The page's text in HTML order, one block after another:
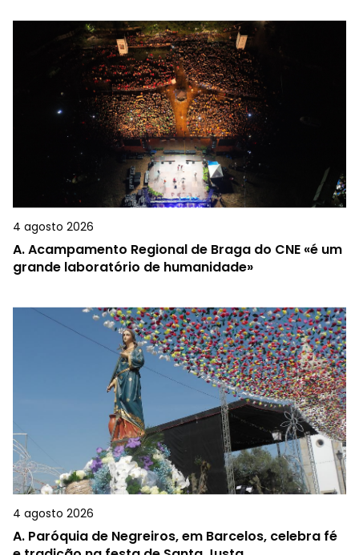
4 agosto 2026
A.Acampamento Regional de Braga do CNE «é um
grande laboratório de humanidade»
4 agosto 2026
A. Paróquia de Negreiros, em Barcelos, celebra fé